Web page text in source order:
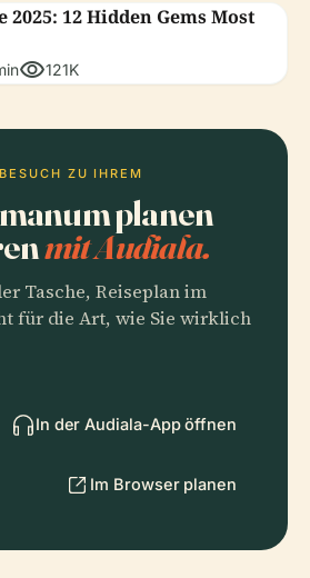
2025: 12 Hidden Gems Most
visibility121K
ZU IHREM
planen
mit Audiala.
Tasche, Reiseplan im
für die Art, wie Sie wirklich
In der Audiala-App öffnen
Im Browser planen